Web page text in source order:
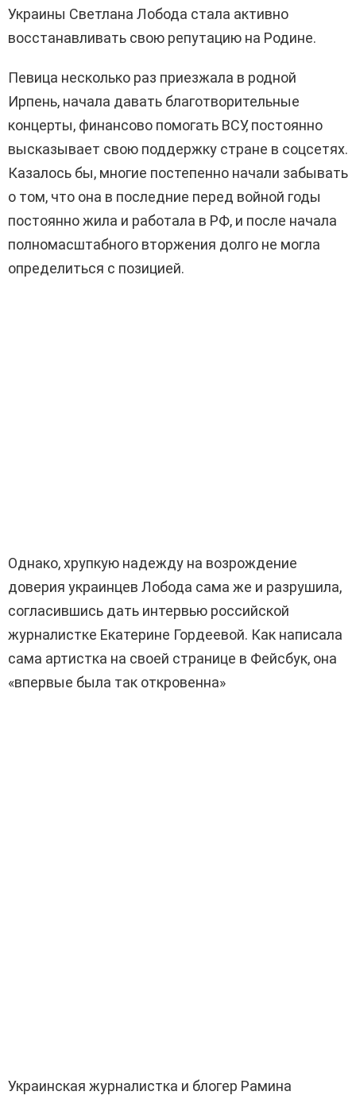
Украины Светлана Лобода стала активно
восстанавливать свою репутацию на Родине.
Певица несколько раз приезжала в родной
Ирпень, начала давать благотворительные
концерты, финансово помогать ВСУ, постоянно
высказывает свою поддержку стране в соцсетях.
Казалось бы, многие постепенно начали забывать
о том, что она в последние перед войной годы
постоянно жила и работала в РФ, и после начала
полномасштабного вторжения долго не могла
определиться с позицией.
Однако, хрупкую надежду на возрождение
доверия украинцев Лобода сама же и разрушила,
согласившись дать интервью российской
журналистке Екатерине Гордеевой. Как написала
сама артистка на своей странице в Фейсбук, она
«впервые была так откровенна»
Украинская журналистка и блогер Рамина